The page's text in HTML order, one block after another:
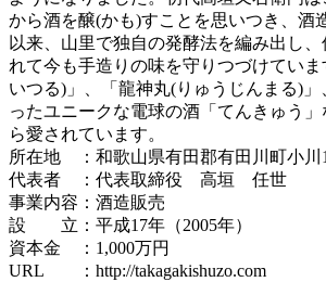
から酒を醸(かも)すことを思いつき、酒
以来、山里で独自の発酵法を編み出し
れて今も手造りの味を守りつづけてい
いつる)」、「龍神丸(りゅうじんまる)」
ったユニークな電球の酒「てんきゅう
ら愛されています。
所在地 ：和歌山県有田郡有田川町小川
代表者 ：代表取締役 高垣 任世
事業内容：酒造販売
設 立：平成17年（2005年）
資本金 ：1,000万円
URL ：http://takagakishuzo.com